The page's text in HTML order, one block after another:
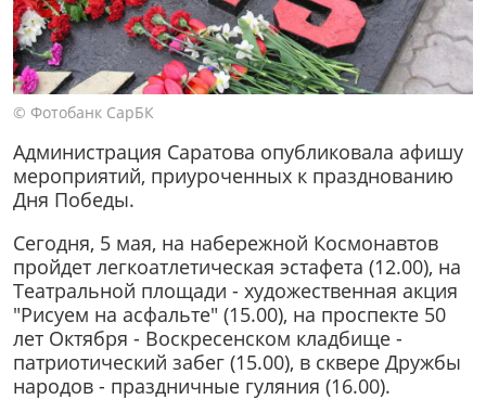
© Фотобанк СарБК
Администрация Саратова опубликовала афишу
мероприятий, приуроченных к празднованию
Дня Победы.
Сегодня, 5 мая, на набережной Космонавтов
пройдет легкоатлетическая эстафета (12.00), на
Театральной площади - художественная акция
"Рисуем на асфальте" (15.00), на проспекте 50
лет Октября - Воскресенском кладбище -
патриотический забег (15.00), в сквере Дружбы
народов - праздничные гуляния (16.00).